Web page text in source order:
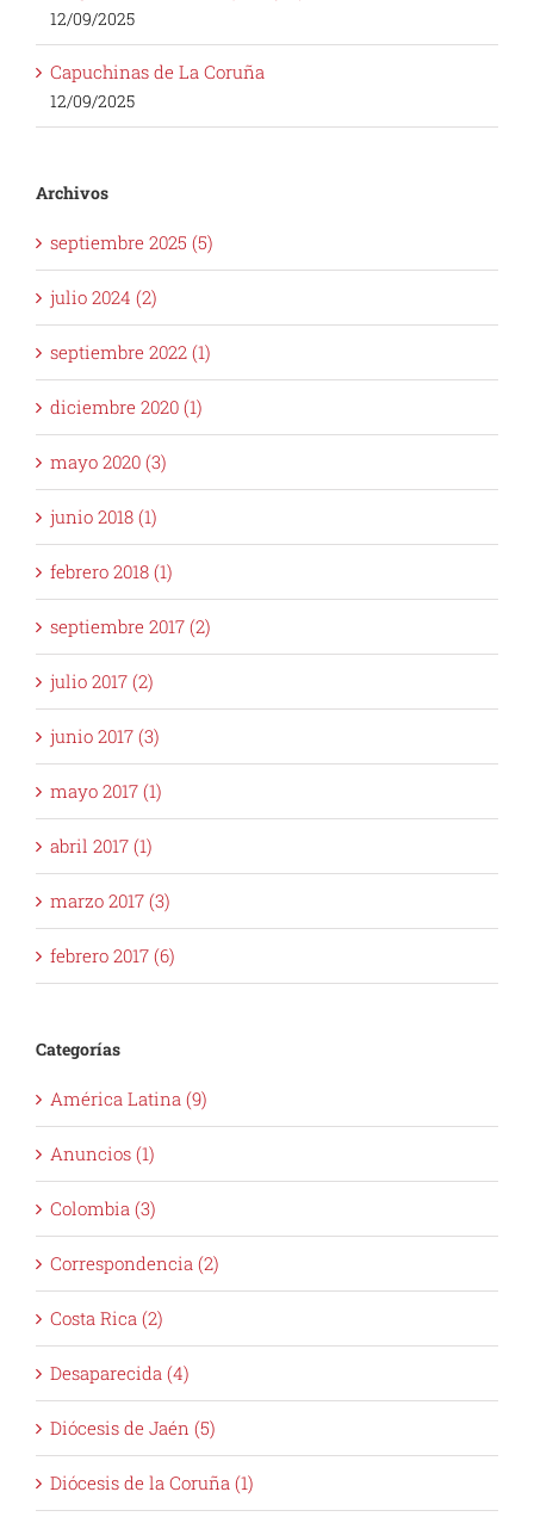
Capuchinas de La Coruña
12/09/2025
julio 2024 (2)
septiembre 2022 (1)
diciembre 2020 (1)
mayo 2020 (3)
junio 2018 (1)
febrero 2018 (1)
septiembre 2017 (2)
julio 2017 (2)
junio 2017 (3)
mayo 2017 (1)
abril 2017 (1)
marzo 2017 (3)
febrero 2017 (6)
Anuncios (1)
Colombia (3)
Correspondencia (2)
Costa Rica (2)
Desaparecida (4)
Diócesis de Jaén (5)
Diócesis de la Coruña (1)
Diócesis de Mérida-Badajoz (4)